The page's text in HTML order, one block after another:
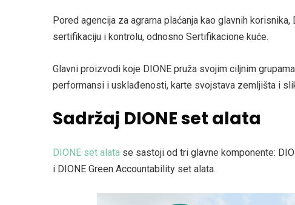
Pored agencija za agrarna plaćanja kao glavnih
sertifikaciju i kontrolu, odnosno Sertifikacione kuće.
Glavni proizvodi koje DIONE pruža svojim ciljnim
performansi i usklađenosti, karte svojstava zemljišta i
Sadržaj DIONE set alata
DIONE set alata se sastoji od tri glavne komponente:
i DIONE Green Accountability set alata.